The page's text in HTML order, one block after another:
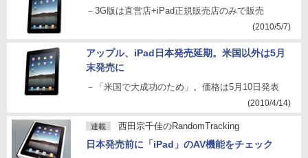
－3G版は直営店+iPad正規販売店のみで販売
(2010/5/7)
アップル、iPad日本発売延期。米国以外は5月
末発売に
－「米国で大成功のため」。価格は5月10日発表
(2010/4/14)
連載 西田宗千佳のRandomTracking
日本発売前に「iPad」のAV機能をチェック